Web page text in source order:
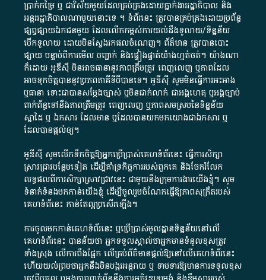
ប្រាក់​កម្រៃ​ ឬ​ ជា​វិស័យ​មួយ​ដែល​គ្រប់គ្រង​ដោយ​ភ្នាក់ងារ​រដ្ឋាភិបាល​ និង ​
អន្តររដ្ឋាភិបាល​ណាមួយ​នោះ​ទេ ​។​ ទំព័រ​នេះ​ ត្រូវ​បាន​គ្រប់គ្រង​ដោយ​ប្រព័ន្ធ​
ផ្សព្វផ្សាយ​ឯកជន​មួយ​ ដែល​លើកកម្ពស់​ការ​យល់​ដឹង​ទូលាយ​/​ទិន្នន័យ​
បើក​ទូលាយ​ ដោយ​មិនស្វែង​រក​ផល​ចំណេញ​។​ ព័ត៌មាន​ ត្រូវ​បាន​បោះ
ផ្សាយ​ បន្ទាប់​ពី​ការ​មើល​ បញ្ជាក់​ និង​ផ្ទៀងផ្ទាត់​យ៉ាង​ហ្មត់ចត់​។​ យ៉ាងណា​
ក៏​ដោយ​ អូ​ឌី​ស៊ី​ មិន​អាច​ធានា​នូវ​ភាព​ត្រឹមត្រូវ​ ពេញលេញ​ ឬ​ភាព​ដែល​
អាច​ទុកចិត្ត​បាននូវ​ប្រភព​ភាគី​ទី​បី​បាន​ទេ​។​ អូ​ឌី​ស៊ី​ សូម​មិន​ធ្វើការ​អះអាង​
ឬ​ធានា​ ទោះជា​បាន​សម្តែង​ច្បាស់​ ឬ​មិន​ជាក់លាក់​ ជា​អង្គហេតុ​ ឬ​អង្គច្បាប់​
ពាក់ព័ន្ធ​ទៅ​នឹង​ភាព​ត្រឹមត្រូវ​ ពេញលេញ​ ឬ​ភាព​សម​ស្រប​នៃ​ទិន្នន័យ​
ស្នាដៃ​ ឬ​ ឯកសារ​ ដែល​មាន​ ឬ​ដែល​បាន​យក​មក​យោង​ជា​ឯកសារ​ ឬ​
ដែល​បាន​ផ្តល់​ឲ្យ​។
អូឌីស៊ី សូមលើកទឹកចិត្តឱ្យអ្នកប្រើប្រាស់គេហទំព័រនេះ ធ្វើការសិក្សា
ស្រាវជ្រាវបន្ថែមទៀត ដើម្បីគាំទ្រកិច្ចការ​របស់ពួកគេ និងចែករំលែក
លទ្ធផលពីការសិក្សាស្រាវជ្រាវនេះ ជាមួយនឹងក្រុមការងារយើងខ្ញុំ។ សូម
ទំនាក់ទំនងមកកាន់យើងខ្ញុំ ដើម្បីចូលរួមចំណែកធ្វើឱ្យភាពសុក្រឹតរបស់
គេហទំព័នេះ កាន់តែល្អប្រសើរឡើង។
ការចូលមកកាន់គេហទំព័រនេះ ឬប្រើប្រាស់មូលដ្ឋានទិន្នន័យនៅលើ
គេហទំព័រនេះ បានន័យថា អ្នកទទួលស្គាល់ថាអ្នកមានទំនួលខុសត្រូវ
ទាំងស្រុង លើការពឹងផ្អែក លើគ្រប់ព័ត៌មានផ្តល់ឱ្យនៅលើគេហទំព័រនេះ
ហើយយល់ព្រមថាអ្នកនឹងមិនបង្ករអន្តរាយ ឬ ទាមទារ​ឱ្យមានការទទួលខុស​